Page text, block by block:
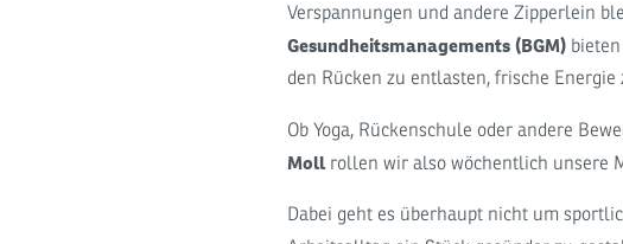
Verspannungen und andere Zipperlein
Gesundheitsmanagements (BGM)bieten
den Rücken zu entlasten, frische
Ob Yoga, Rückenschule oder andere
Mollrollen wir also wöchentlich unsere
Dabei geht es überhaupt nicht um